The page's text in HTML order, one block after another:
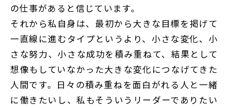
の仕事があると信じています。
それから私自身は、最初から大きな目標を掲げて
一直線に進むタイプというより、小さな変化、小
さな努力、小さな成功を積み重ねて、結果として
想像もしていなかった大きな変化につなげてきた
人間です。日々の積み重ねを面白がれる人と一緒
に働きたいし、私もそういうリーダーでありたい